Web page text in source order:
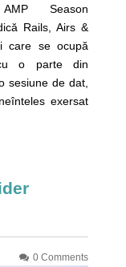
Season
Rails, Airs &
care se ocupă
o parte din
sesiune de dat,
exersat
0 Comments